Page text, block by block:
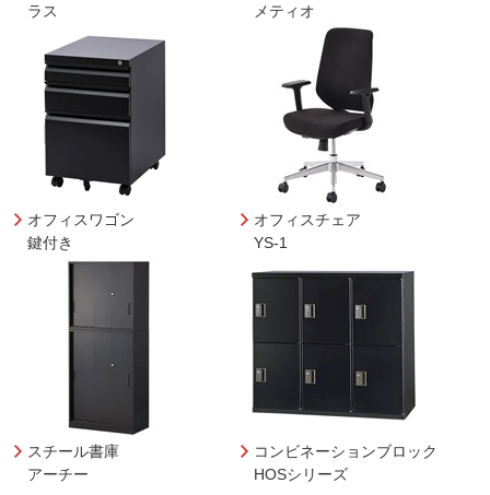
ラス
メティオ
オフィスワゴン
鍵付き
オフィスチェア
YS-1
スチール書庫
アーチー
コンビネーションブロック
HOSシリーズ